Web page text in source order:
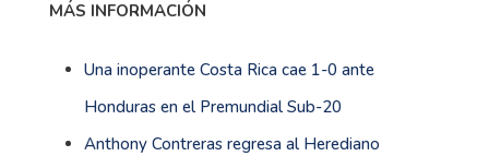
MÁS INFORMACIÓN
Una inoperante Costa Rica cae 1-0 ante
Honduras en el Premundial Sub-20
Anthony Contreras regresa al Herediano